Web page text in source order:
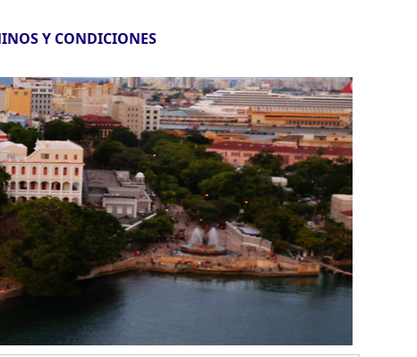
Y CONDICIONES